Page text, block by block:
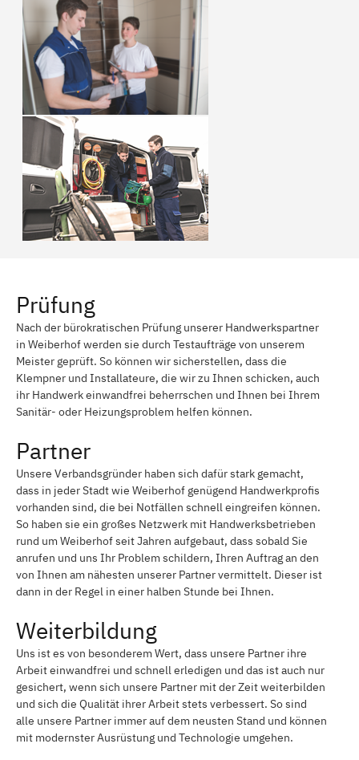
Prüfung
Nach der bürokratischen Prüfung unserer Handwerkspartner
in Weiberhof werden sie durch Testaufträge von unserem
Meister geprüft. So können wir sicherstellen, dass die
Klempner und Installateure, die wir zu Ihnen schicken, auch
ihr Handwerk einwandfrei beherrschen und Ihnen bei Ihrem
Sanitär- oder Heizungsproblem helfen können.
Partner
Unsere Verbandsgründer haben sich dafür stark gemacht,
dass in jeder Stadt wie Weiberhof genügend Handwerkprofis
vorhanden sind, die bei Notfällen schnell eingreifen können.
So haben sie ein großes Netzwerk mit Handwerksbetrieben
rund um Weiberhof seit Jahren aufgebaut, dass sobald Sie
anrufen und uns Ihr Problem schildern, Ihren Auftrag an den
von Ihnen am nähesten unserer Partner vermittelt. Dieser ist
dann in der Regel in einer halben Stunde bei Ihnen.
Weiterbildung
Uns ist es von besonderem Wert, dass unsere Partner ihre
Arbeit einwandfrei und schnell erledigen und das ist auch nur
gesichert, wenn sich unsere Partner mit der Zeit weiterbilden
und sich die Qualität ihrer Arbeit stets verbessert. So sind
alle unsere Partner immer auf dem neusten Stand und können
mit modernster Ausrüstung und Technologie umgehen.